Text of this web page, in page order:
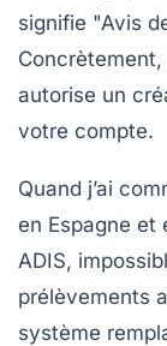
signifie "Avis
Concrètement,
autorise un
votre compte.
Quand j’ai
en Espagne et
ADIS,
prélèvements
système